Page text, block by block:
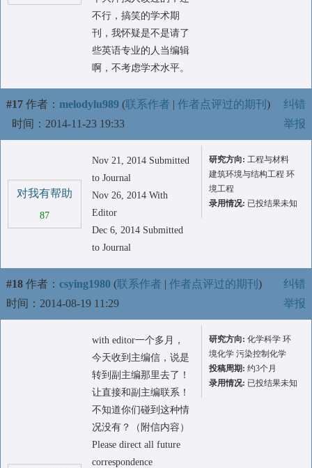
不行，搞笑的学术期
刊，我怀疑是不是请了
些英语专业的人当编辑
啊，不考虑学术水平。
#17 作者： melodylu989 (联系作者 | 作者点评过的期刊 )
时间：2014-11-23 19:33
纠错
举报
对我有帮助
87
Nov 21, 2014 Submitted
to Journal
Nov 26, 2014 With
Editor
Dec 6, 2014 Submitted
to Journal
研究方向: 工程与材料
建筑环境与结构工程 环
境工程
录用情况: 已投结果未知
#18 作者： csying1980 (联系作者 | 作者点评过的期刊 )
时间：2014-08-19 11:29
纠错
举报
with editor一个多月，
今天收到主编信，说是
转到副主编那里去了！
让直接和副主编联系！
不知道你们碰到这种情
况没有？（附信内容）
Please direct all future
correspondence
研究方向: 化学科学 环
境化学 污染控制化学
投稿周期: 约3个月
录用情况: 已投结果未知